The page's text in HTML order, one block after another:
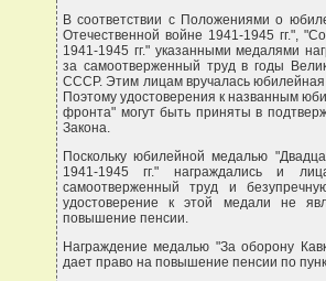
В соответствии с Положениями о
Отечественной войне 1941-1945 гг.",
1941-1945 гг." указанными медалями
за самоотверженный труд в годы
СССР. Этим лицам вручалась юбилейная
Поэтому удостоверения к названным
фронта" могут быть приняты в
Закона.
Поскольку юбилейной медалью
1941-1945 гг." награждались и
самоотверженный труд и
удостоверение к этой медали не
повышение пенсии.
Награждение медалью "За оборону
дает право на повышение пенсии по